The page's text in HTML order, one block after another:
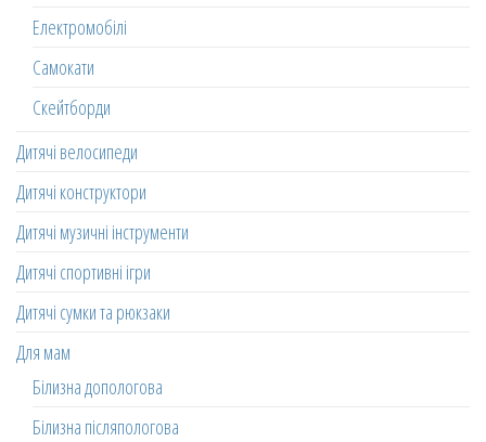
Електромобілі
Самокати
Скейтборди
Дитячі велосипеди
Дитячі конструктори
Дитячі музичні інструменти
Дитячі спортивні ігри
Дитячі сумки та рюкзаки
Для мам
Білизна допологова
Білизна післяпологова